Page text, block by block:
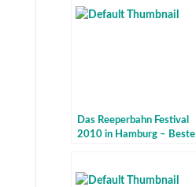
Das Reeperbahn Festival
2010 in Hamburg – Beste